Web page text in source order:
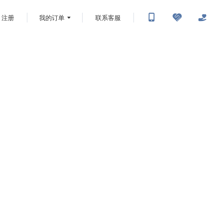
注册 我的订单 联系客服